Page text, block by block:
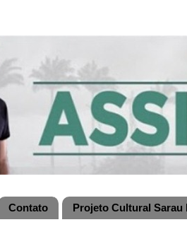
Contato Projeto Cultural